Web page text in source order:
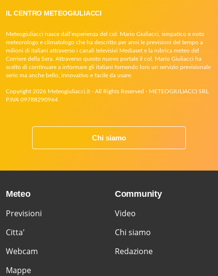
IL CENTRO METEOGIULIACCI
Meteogiuliacci nasce dall’esperienza del col. Mario Giuliacci, simpatico e noto
meteorologo e climatologo che ha descritto per anni le previsioni del tempo a
milioni di italiani attraverso i canali televisivi Mediaset e la rubrica meteo del
Corriere della Sera. Attraverso questo nuovo portale il col. Mario Giuliacci ha
scelto di continuare a informare gli italiani fornendo loro un servizio previsionale
serio ma anche bello, innovativo e facile da usare.
Copyright 2026 Meteogiuliacci.it - All Rights Reserved - METEOGIULIACCI SRL
P.IVA 09788290964
Chi siamo
Meteo
Previsioni
Citta'
Webcam
Mappe
Community
Video
Chi siamo
Redazione